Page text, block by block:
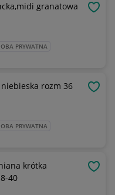
granatowa
PRYWATNA
krótka niebieska rozm 36
PRYWATNA
krótka
40